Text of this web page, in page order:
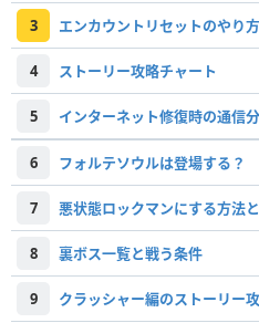
3 エンカウントリセットのやり
4 ストーリー攻略チャート
5 インターネット修復時の通信
6 フォルテソウルは登場する？
7 悪状態ロックマンにする方法
8 裏ボス一覧と戦う条件
9 クラッシャー編のストーリー